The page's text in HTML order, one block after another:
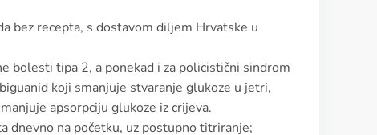
bez recepta, s dostavom diljem Hrvatske u
bolesti tipa 2, a ponekad i za policistični sindrom
koji smanjuje stvaranje glukoze u jetri,
apsorpciju glukoze iz crijeva.
dnevno na početku, uz postupno titriranje;